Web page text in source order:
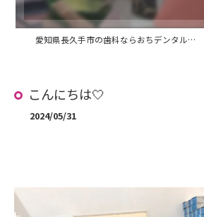
愛知県長久手市の歯科ならおちデンタルクリニック長久手
こんにちは🤍
2024/05/31